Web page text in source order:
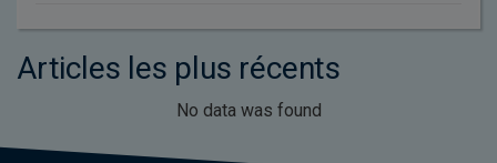
Articles les plus récents
No data was found